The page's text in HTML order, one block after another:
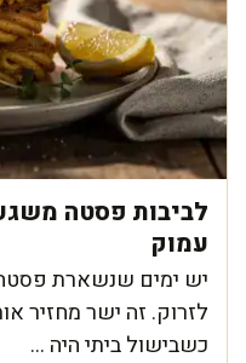
עמוק
יש ימים שנשארת
לזרוק. זה ישר מחזיר
כשבישול ביתי היה ...